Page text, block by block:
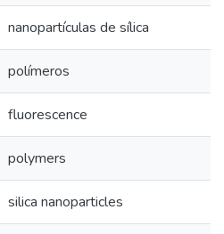
nanopartículas de sílica
polímeros
fluorescence
polymers
silica nanoparticles